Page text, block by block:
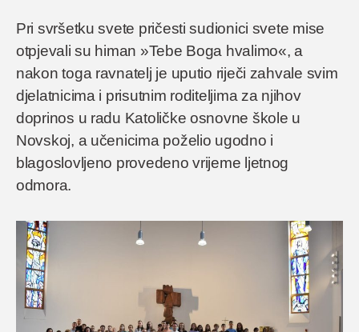
Pri svršetku svete pričesti sudionici svete mise
otpjevali su himan »Tebe Boga hvalimo«, a
nakon toga ravnatelj je uputio riječi zahvale svim
djelatnicima i prisutnim roditeljima za njihov
doprinos u radu Katoličke osnovne škole u
Novskoj, a učenicima poželio ugodno i
blagoslovljeno provedeno vrijeme ljetnog
odmora.